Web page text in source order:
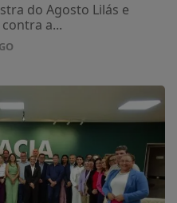
do Agosto Lilás e
a...